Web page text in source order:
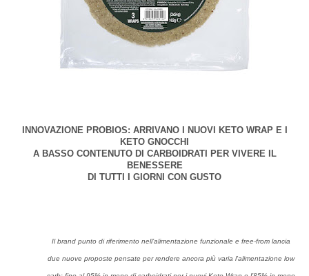
INNOVAZIONE PROBIOS: ARRIVANO I NUOVI KETO WRAP E I
KETO GNOCCHI
A BASSO CONTENUTO DI CARBOIDRATI PER VIVERE IL
BENESSERE
DI TUTTI I GIORNI CON GUSTO
Il brand punto di riferimento nell’alimentazione funzionale e free-from lancia
due nuove proposte pensate per rendere ancora più varia l'alimentazione low